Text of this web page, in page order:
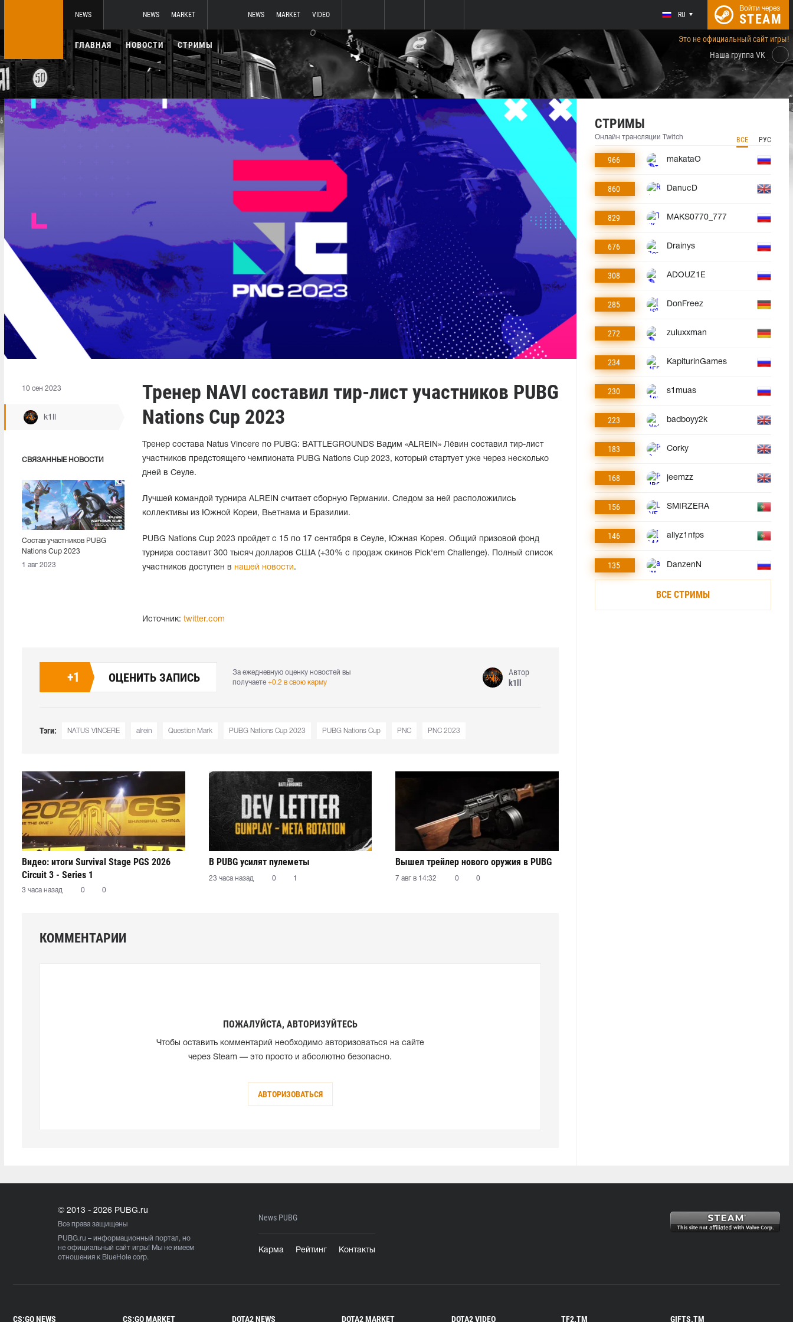
NEWS NEWS MARKET NEWS MARKET VIDEO RU
Войти через
STEAM
ГЛАВНАЯ НОВОСТИ СТРИМЫ
Это не официальный сайт игры!
Наша группа VK
10 сен 2023
k1ll
СВЯЗАННЫЕ НОВОСТИ
Состав участников PUBG
Nations Cup 2023
укомплектован
1 авг 2023
Тренер NAVI составил тир-лист участников PUBG
Nations Cup 2023
Тренер состава Natus Vincere по PUBG: BATTLEGROUNDS Вадим «ALREIN» Лёвин составил тир-лист
участников предстоящего чемпионата PUBG Nations Cup 2023, который стартует уже через несколько
дней в Сеуле.
Лучшей командой турнира ALREIN считает сборную Германии. Следом за ней расположились
коллективы из Южной Кореи, Вьетнама и Бразилии.
PUBG Nations Cup 2023 пройдет с 15 по 17 сентября в Сеуле, Южная Корея. Общий призовой фонд
турнира составит 300 тысяч долларов США (+30% с продаж скинов Pick'em Challenge). Полный список
участников доступен в нашей новости.
Источник: twitter.com
+1 ОЦЕНИТЬ ЗАПИСЬ
За ежедневную оценку новостей вы
получаете +0.2 в свою карму
Автор
k1ll
Тэги: NATUS VINCERE alrein Question Mark PUBG Nations Cup 2023 PUBG Nations Cup PNC PNC 2023
Видео: итоги Survival Stage PGS 2026
Circuit 3 - Series 1
3 часа назад 0 0
В PUBG усилят пулеметы
23 часа назад 0 1
Вышел трейлер нового оружия в PUBG
7 авг в 14:32 0 0
КОММЕНТАРИИ
ПОЖАЛУЙСТА, АВТОРИЗУЙТЕСЬ
Чтобы оставить комментарий необходимо авторизоваться на сайте
через Steam — это просто и абсолютно безопасно.
АВТОРИЗОВАТЬСЯ
СТРИМЫ
Онлайн трансляции Twitch ВСЕ РУС
966 makataO
860 DanucD
829 MAKS0770_777
676 Drainys
308 ADOUZ1E
285 DonFreez
272 zuluxxman
234 KapiturinGames
230 s1muas
223 badboyy2k
183 Corky
168 jeemzz
156 SMIRZERA
146 allyz1nfps
135 DanzenN
ВСЕ СТРИМЫ
© 2013 - 2026 PUBG.ru
Все права защищены
PUBG.ru – информационный портал, но
не официальный сайт игры! Мы не имеем
отношения к BlueHole corp.
News PUBG
Карма Рейтинг Контакты
CS:GO NEWS CS:GO MARKET DOTA2 NEWS DOTA2 MARKET DOTA2 VIDEO TF2.TM GIFTS.TM